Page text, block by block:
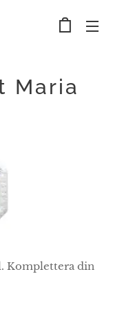
Maria
Komplettera din